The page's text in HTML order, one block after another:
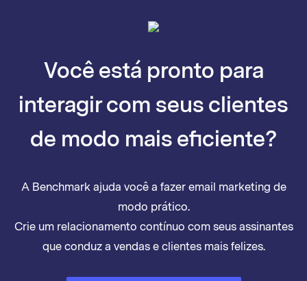
Você está pronto para
interagir com seus clientes
de modo mais eficiente?
A Benchmark ajuda você a fazer email marketing de
modo prático.
Crie um relacionamento contínuo com seus assinantes
que conduz a vendas e clientes mais felizes.